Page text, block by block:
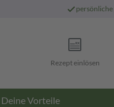
persönliche
Rezept einlösen
Deine Vorteile